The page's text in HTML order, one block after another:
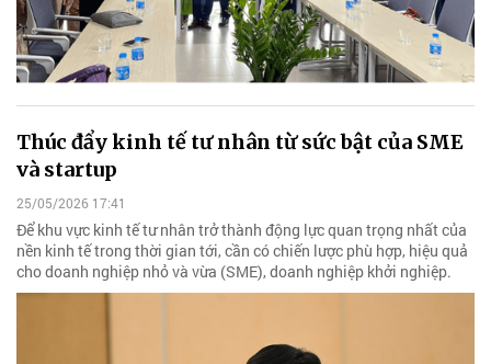
Thúc đẩy kinh tế tư nhân từ sức bật của SME
và startup
25/05/2026 17:41
Để khu vực kinh tế tư nhân trở thành động lực quan trọng nhất của
nền kinh tế trong thời gian tới, cần có chiến lược phù hợp, hiệu quả
cho doanh nghiệp nhỏ và vừa (SME), doanh nghiệp khởi nghiệp.